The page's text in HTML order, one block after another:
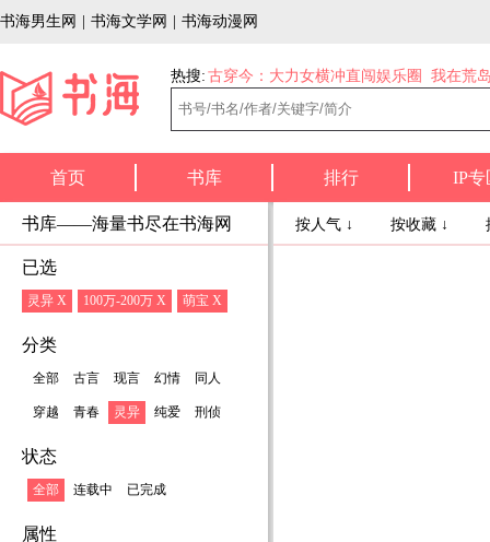
书海男生网 书海文学网 书海动漫网
热搜: 古穿今：大力女横冲直闯娱乐圈 我在荒
首页 书库 排行 IP专
书库——海量书尽在书海网
已选
灵异 X 100万-200万 X 萌宝 X
分类
全部 古言 现言 幻情 同人
穿越 青春 灵异 纯爱 刑侦
状态
全部 连载中 已完成
属性
按人气 ↓ 按收藏 ↓